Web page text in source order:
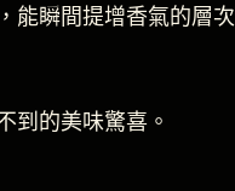
能瞬間提增香氣的層次
到的美味驚喜。